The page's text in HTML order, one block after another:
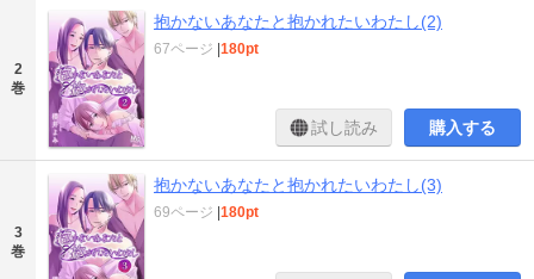
2
巻
抱かないあなたと抱かれたいわたし(2)
67ページ 180pt
試し読み 購入する
3
巻
抱かないあなたと抱かれたいわたし(3)
69ページ 180pt